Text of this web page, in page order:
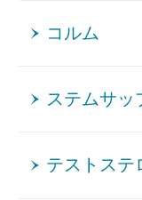
コルム
ステムサッ
テストステ